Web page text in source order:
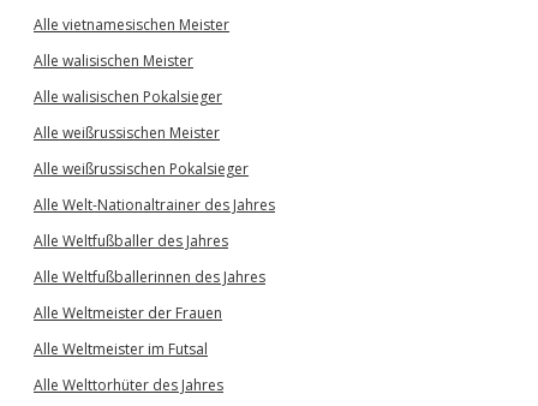
Alle vietnamesischen Meister
Alle walisischen Meister
Alle walisischen Pokalsieger
Alle weißrussischen Meister
Alle weißrussischen Pokalsieger
Alle Welt-Nationaltrainer des Jahres
Alle Weltfußballer des Jahres
Alle Weltfußballerinnen des Jahres
Alle Weltmeister der Frauen
Alle Weltmeister im Futsal
Alle Welttorhüter des Jahres